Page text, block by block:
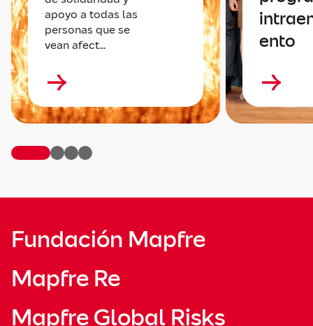
apoyo a todas las
personas que se
vean afect...
ento
Fundación Mapfre
Mapfre Re
Mapfre Global Risks